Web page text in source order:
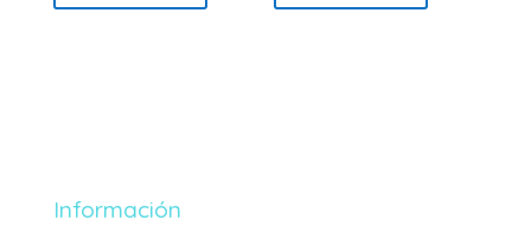
Información